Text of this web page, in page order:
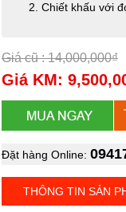
Chiết khấu với
Giá cũ : 14,000,000₫
Giá KM:
Đặt hàng Online:
THÔNG TIN SẢN